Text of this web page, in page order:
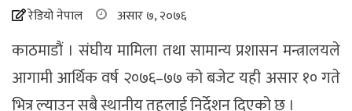
रेडियो नेपाल असार ७, २०७६
काठमाडौं । संघीय मामिला तथा सामान्य प्रशासन मन्त्रालयले
आगामी आर्थिक वर्ष २०७६–७७ को बजेट यही असार १० गते
भित्र ल्याउन सबै स्थानीय तहलाई निर्देशन दिएको छ ।